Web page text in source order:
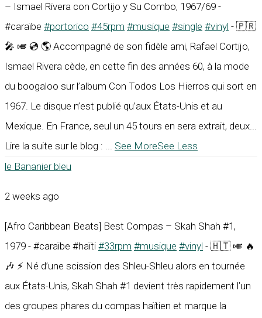
– Ismael Rivera con Cortijo y Su Combo, 1967/69 -
#caraïbe #portorico #45rpm #musique #single #vinyl - 🇵🇷
🎤 🎺 💿 🌎 Accompagné de son fidèle ami, Rafael Cortijo,
Ismael Rivera cède, en cette fin des années 60, à la mode
du boogaloo sur l’album Con Todos Los Hierros qui sort en
1967. Le disque n’est publié qu’aux États-Unis et au
Mexique. En France, seul un 45 tours en sera extrait, deux...
Lire la suite sur le blog : ... See MoreSee Less
le Bananier bleu
2 weeks ago
[Afro Caribbean Beats] Best Compas – Skah Shah #1,
1979 - #caraïbe #haïti #33rpm #musique #vinyl - 🇭🇹 🎺 🔥
🎶 ⚡ Né d’une scission des Shleu-Shleu alors en tournée
aux États-Unis, Skah Shah #1 devient très rapidement l’un
des groupes phares du compas haïtien et marque la